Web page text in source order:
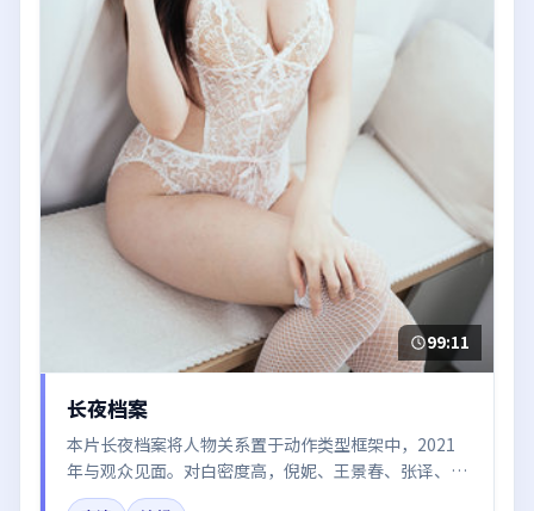
99:11
长夜档案
本片长夜档案将人物关系置于动作类型框架中，2021
年与观众见面。对白密度高，倪妮、王景春、张译、张
子枫的台词节奏值得关注；整体气质偏韩国都市与冷色